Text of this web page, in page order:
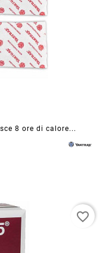
8 ore di calore...
favorite_border